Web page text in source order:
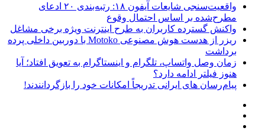
واقعیت‌سنجی شایعات آیفون ۱۸: رتبه‌بندی ۲۰ ادعای
مطرح‌شده بر اساس احتمال وقوع
واکنش گسترده کاربران به طرح اینترنت ویژه برخی مشاغل
ریزر از هدست هوش مصنوعی Motoko با دوربین داخلی پرده
برداشت
زمان وصل واتساپ، تلگرام و اینستاگرام به تعویق افتاد؛ آیا
هنوز فیلتر ادامه دارد؟
پیام‌رسان‌ های ایرانی تدریجاً امکانات خود را بازگردانندند!